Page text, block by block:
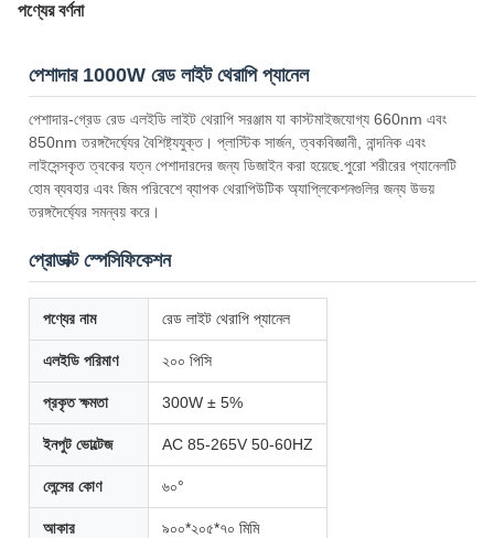
পণ্যের বর্ণনা
পেশাদার 1000W রেড লাইট থেরাপি প্যানেল
পেশাদার-গ্রেড রেড এলইডি লাইট থেরাপি সরঞ্জাম যা কাস্টমাইজযোগ্য 660nm এবং
850nm তরঙ্গদৈর্ঘ্যের বৈশিষ্ট্যযুক্ত। প্লাস্টিক সার্জন, ত্বকবিজ্ঞানী, নান্দনিক এবং
লাইসেন্সকৃত ত্বকের যত্ন পেশাদারদের জন্য ডিজাইন করা হয়েছে.পুরো শরীরের প্যানেলটি
হোম ব্যবহার এবং জিম পরিবেশে ব্যাপক থেরাপিউটিক অ্যাপ্লিকেশনগুলির জন্য উভয়
তরঙ্গদৈর্ঘ্যের সমন্বয় করে।
প্রোডাক্ট স্পেসিফিকেশন
পণ্যের নাম রেড লাইট থেরাপি প্যানেল
এলইডি পরিমাণ ২০০ পিসি
প্রকৃত ক্ষমতা 300W ± 5%
ইনপুট ভোল্টেজ AC 85-265V 50-60HZ
লেন্সের কোণ ৬০°
আকার ৯০০*২০৫*৭০ মিমি